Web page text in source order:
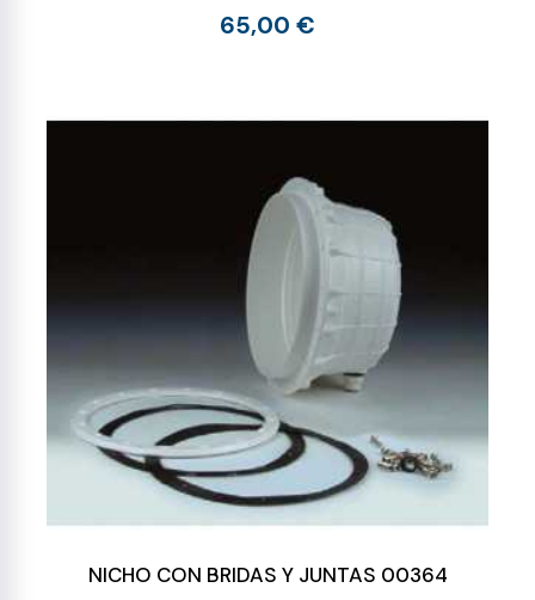
65,00 €
NICHO CON BRIDAS Y JUNTAS 00364